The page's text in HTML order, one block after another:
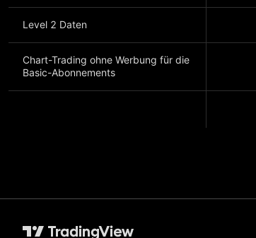
Level 2 Daten
Chart-Trading ohne Werbung für die
Basic-Abonnements